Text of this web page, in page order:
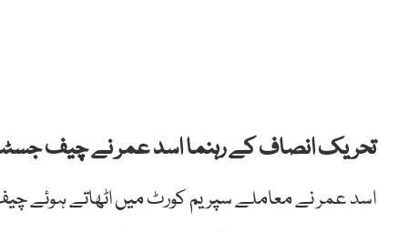
تحریک انصاف کے رہنما اسد عمر نے چیف
اسد عمر نے معاملے سپریم کورٹ میں اٹھاتے